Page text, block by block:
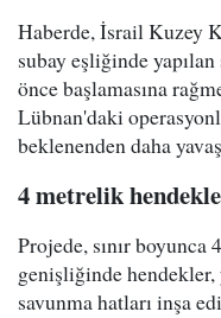
Haberde, İsrail Kuzey
subay eşliğinde
önce başlamasına
Lübnan'daki
beklenenden daha
4 metrelik
Projede, sınır
genişliğinde
savunma hatları inşa